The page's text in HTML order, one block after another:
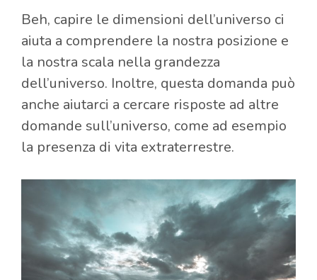
Beh, capire le dimensioni dell’universo ci
aiuta a comprendere la nostra posizione e
la nostra scala nella grandezza
dell’universo. Inoltre, questa domanda può
anche aiutarci a cercare risposte ad altre
domande sull’universo, come ad esempio
la presenza di vita extraterrestre.